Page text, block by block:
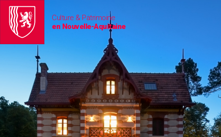
Culture & Patrimoine
en Nouvelle-Aquitaine